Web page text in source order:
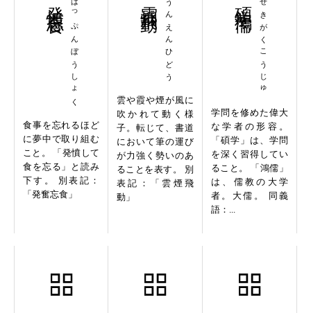
はっぷんぼうしょく
食事を忘れるほど
に夢中で取り組む
こと。 「発憤して
食を忘る」と読み
下す。 別表記：
「発奮忘食」
うんえんひどう
雲や霞や煙が風に
吹かれて動く様
子。転じて、書道
において筆の運び
が力強く勢いのあ
ることを表す。 別
表記：「雲煙飛
動」
せきがくこうじゅ
学問を修めた偉大
な学者の形容。
「碩学」は、学問
を深く習得してい
ること。 「鴻儒」
は、儒教の大学
者。大儒。 同義
語：...